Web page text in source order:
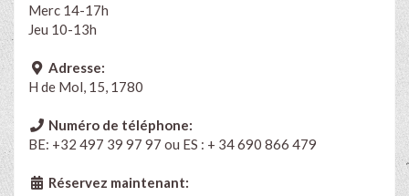
Merc 14-17h
Jeu 10-13h
Adresse:
H de Mol, 15, 1780
Numéro de téléphone:
BE: +32 497 39 97 97 ou ES : + 34 690 866 479
Réservez maintenant: